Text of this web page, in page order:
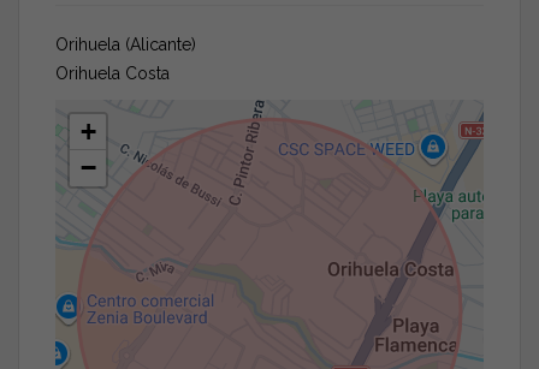
Orihuela (Alicante)
Orihuela Costa
+
−